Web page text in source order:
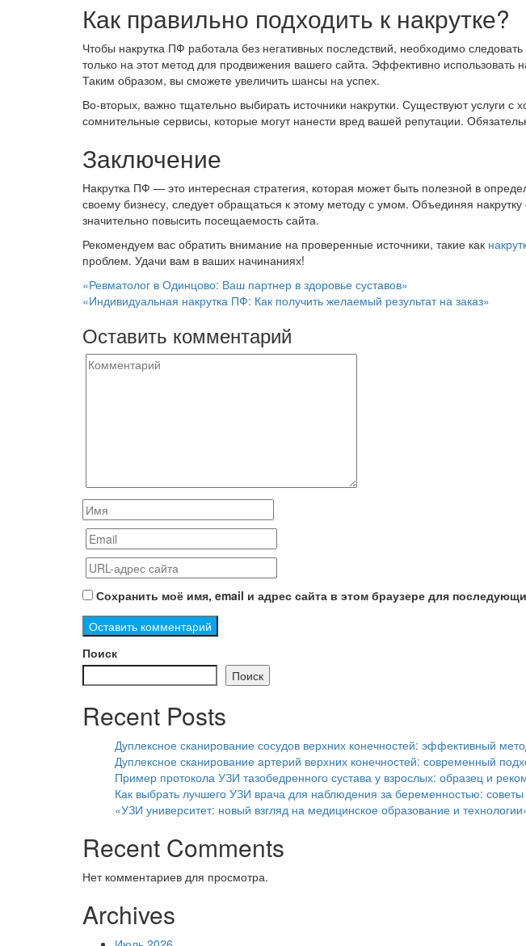
Как правильно подходить к накрутке?
Чтобы накрутка ПФ работала без негативных последствий, необходимо
только на этот метод для продвижения вашего сайта. Эффективно использовать
Таким образом, вы сможете увеличить шансы на успех.
Во-вторых, важно тщательно выбирать источники накрутки. Существуют услуги
сомнительные сервисы, которые могут нанести вред вашей репутации.
Заключение
Накрутка ПФ — это интересная стратегия, которая может быть полезной в
своему бизнесу, следует обращаться к этому методу с умом. Объединяя
значительно повысить посещаемость сайта.
Рекомендуем вас обратить внимание на проверенные источники, такие как
проблем. Удачи вам в ваших начинаниях!
Навигация
по
записям
«Ревматолог в Одинцово: Ваш партнер в здоровье суставов»
«Индивидуальная накрутка ПФ: Как получить желаемый результат на заказ»
Оставить комментарий
Сохранить моё имя, email и адрес сайта в этом браузере для
Поиск
Поиск
Recent Posts
Дуплексное сканирование сосудов верхних конечностей: эффективный
Дуплексное сканирование артерий верхних конечностей: современный
Пример протокола УЗИ тазобедренного сустава у взрослых: образец и
Как выбрать лучшего УЗИ врача для наблюдения за беременностью:
«УЗИ университет: новый взгляд на медицинское образование и
Recent Comments
Нет комментариев для просмотра.
Archives